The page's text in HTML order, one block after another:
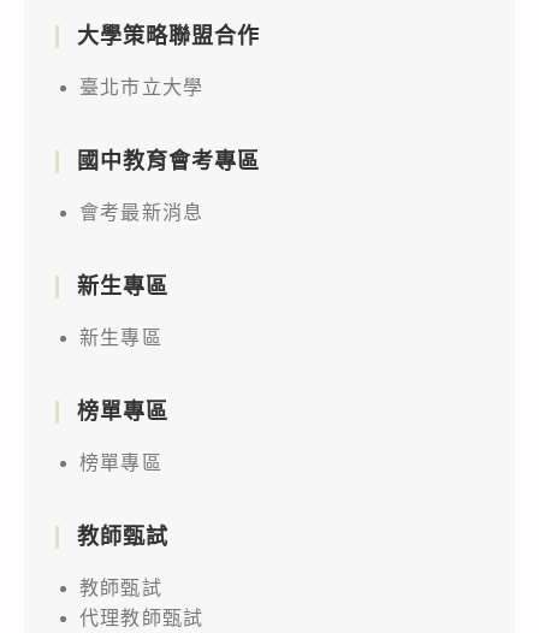
大學策略聯盟合作
臺北市立大學
國中教育會考專區
會考最新消息
新生專區
新生專區
榜單專區
榜單專區
教師甄試
教師甄試
代理教師甄試